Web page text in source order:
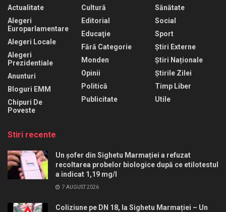
Actualitate
Alegeri
Europarlamentare
Alegeri Locale
Alegeri
Prezidentiale
Anunturi
Bloguri EMM
Chipuri De
Poveste
Cultură
Editorial
Educaţie
Fără Categorie
Monden
Opinii
Politică
Publicitate
Sănătate
Social
Sport
Știri Externe
Știri Naționale
Știrile Zilei
Timp Liber
Utile
Stiri recente
Un șofer din Sighetu Marmației a refuzat
recoltarea probelor biologice după ce etilotestul
a indicat 1,19 mg/l
7 AUGUST 2026
Coliziune pe DN 18, la Sighetu Marmației – Un